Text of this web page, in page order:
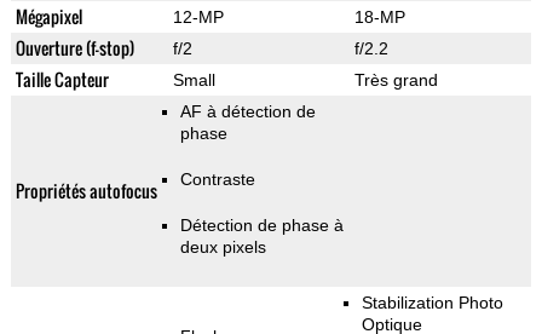
Mégapixel 12-MP 18-MP
Ouverture (f-stop) f/2 f/2.2
Taille Capteur Small Très grand
Propriétés autofocus
AF à détection de
phase
Contraste
Détection de phase à
deux pixels
Stabilization Photo
Optique